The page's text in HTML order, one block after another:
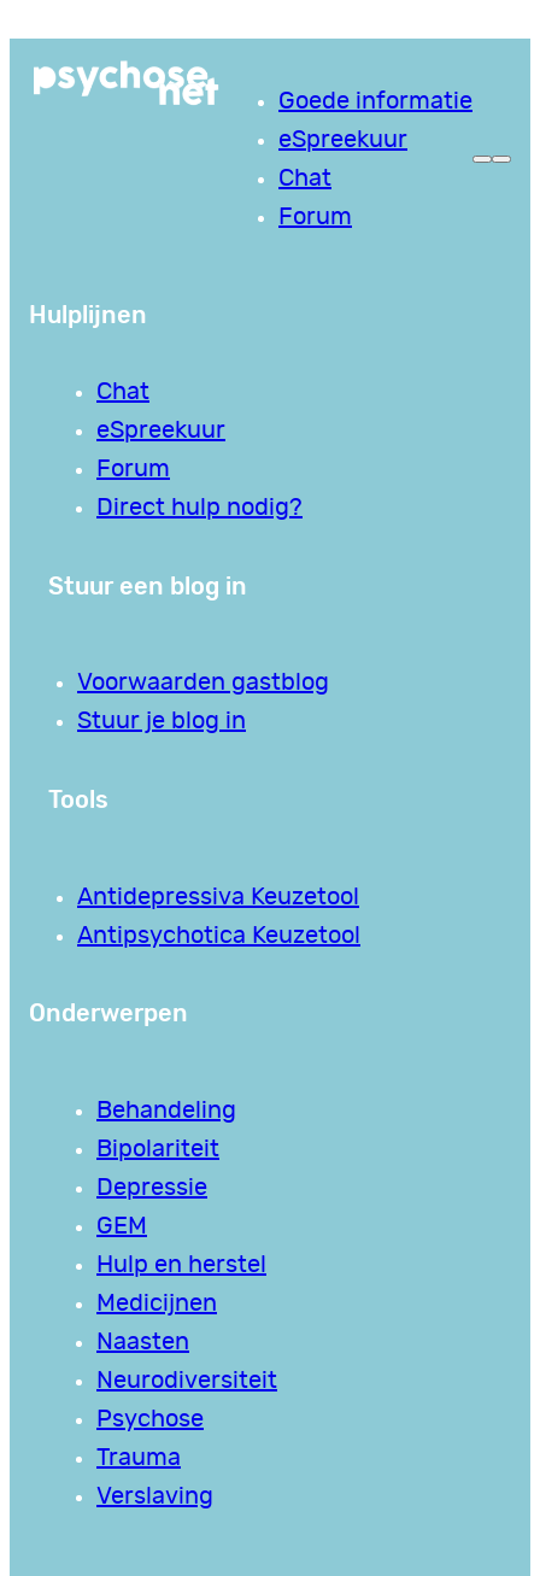
naar
Goede informatie
eSpreekuur
Chat
Forum
Hulplijnen
Chat
eSpreekuur
Forum
Direct hulp nodig?
Stuur een blog in
Voorwaarden gastblog
Stuur je blog in
Tools
Antidepressiva Keuzetool
Antipsychotica Keuzetool
Onderwerpen
Behandeling
Bipolariteit
Depressie
GEM
Hulp en herstel
Medicijnen
Naasten
Neurodiversiteit
Psychose
Trauma
Verslaving